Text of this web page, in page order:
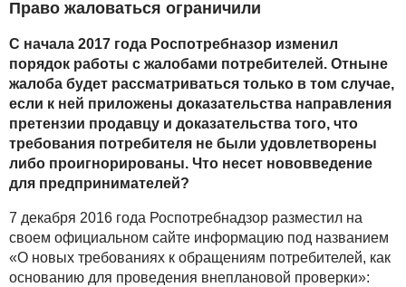
Право жаловаться ограничили
С начала 2017 года Роспотребназор изменил
порядок работы с жалобами потребителей. Отныне
жалоба будет рассматриваться только в том случае,
если к ней приложены доказательства направления
претензии продавцу и доказательства того, что
требования потребителя не были удовлетворены
либо проигнорированы. Что несет нововведение
для предпринимателей?
7 декабря 2016 года Роспотребнадзор разместил на
своем официальном сайте информацию под названием
«О новых требованиях к обращениям потребителей, как
основанию для проведения внеплановой проверки»: